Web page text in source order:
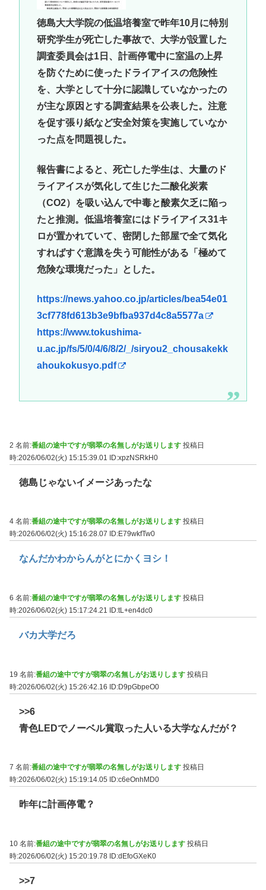
徳島大大学院の低温培養室で昨年10月に特別
研究学生が死亡した事故で、大学が設置した
調査委員会は1日、計画停電中に室温の上昇
を防ぐために使ったドライアイスの危険性
を、大学として十分に認識していなかったの
が主な原因とする調査結果を公表した。注意
を促す張り紙など安全対策を実施していなか
った点を問題視した。
報告書によると、死亡した学生は、大量のド
ライアイスが気化して生じた二酸化炭素
（CO2）を吸い込んで中毒と酸素欠乏に陥っ
たと推測。低温培養室にはドライアイス31キ
ロが置かれていて、密閉した部屋で全て気化
すればすぐ意識を失う可能性がある「極めて
危険な環境だった」とした。
https://news.yahoo.co.jp/articles/bea54e01
3cf778fd613b3e9bfba937d4c8a5577a
https://www.tokushima-
u.ac.jp/fs/5/0/4/6/8/2/_/siryou2_chousakekk
ahoukokusyo.pdf
2 名前:番組の途中ですが翡翠の名無しがお送りします 投稿日
時:2026/06/02(火) 15:15:39.01 ID:xpzNSRkH0
徳島じゃないイメージあったな
4 名前:番組の途中ですが翡翠の名無しがお送りします 投稿日
時:2026/06/02(火) 15:16:28.07
ID:E79wkfTw0
なんだかわからんがとにかくヨシ！
6 名前:番組の途中ですが翡翠の名無しがお送りします 投稿日
時:2026/06/02(火) 15:17:24.21
ID:tL+en4dc0
バカ大学だろ
19 名前:番組の途中ですが翡翠の名無しがお送りします 投稿日
時:2026/06/02(火) 15:26:42.16 ID:D9pGbpeO0
>>6
青色LEDでノーベル賞取った人いる大学なんだが？
7 名前:番組の途中ですが翡翠の名無しがお送りします 投稿日
時:2026/06/02(火) 15:19:14.05
ID:c6eOnhMD0
昨年に計画停電？
10 名前:番組の途中ですが翡翠の名無しがお送りします 投稿日
時:2026/06/02(火) 15:20:19.78 ID:dEfoGXeK0
>>7